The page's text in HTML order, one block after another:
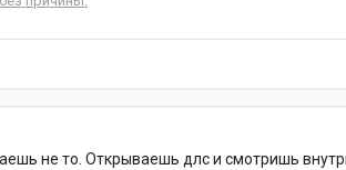
не то. Открываешь длс и смотришь